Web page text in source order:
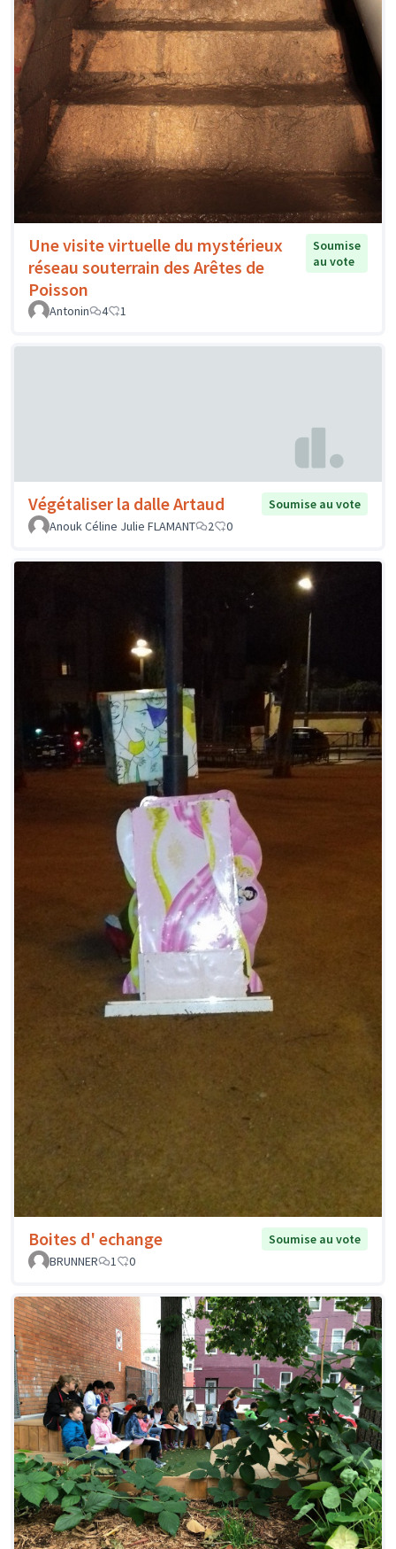
Une visite virtuelle du mystérieux
réseau souterrain des Arêtes de
Poisson
Soumise
au vote
Antonin 4 1
Végétaliser la dalle Artaud
Soumise au vote
Anouk Céline Julie FLAMANT
2 0
Boites d' echange
Soumise au vote
BRUNNER
1 0